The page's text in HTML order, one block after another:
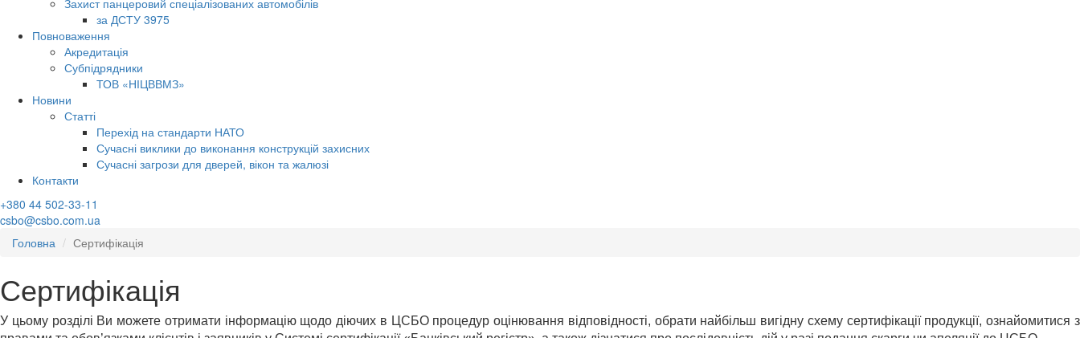
за ДСТУ 3975
Повноваження
Акредитація
Субпідрядники
ТОВ «НІЦВВМЗ»
Новини
Статті
Перехід на стандарти НАТО
Сучасні виклики до виконання конструкцій захисних
Сучасні загрози для дверей, вікон та жалюзі
Контакти
+380 44 502-33-11
csbo@csbo.com.ua
Головна
Сертифікація
Сертифікація
У цьому розділі Ви можете отримати інформацію щодо діючих в ЦСБО процедур оцінювання відповідності, обрати найбільш вигідну схему сертифікації продукції, ознайомитися з